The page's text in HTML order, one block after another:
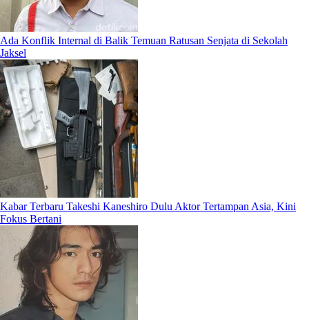
Ada Konflik Internal di Balik Temuan Ratusan Senjata di Sekolah
Jaksel
Kabar Terbaru Takeshi Kaneshiro Dulu Aktor Tertampan Asia, Kini
Fokus Bertani